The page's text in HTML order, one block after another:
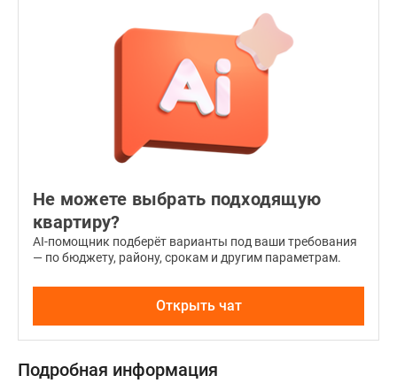
Не можете выбрать подходящую
квартиру?
AI-помощник подберёт варианты под ваши требования
— по бюджету, району, срокам и другим параметрам.
Открыть чат
Подробная информация